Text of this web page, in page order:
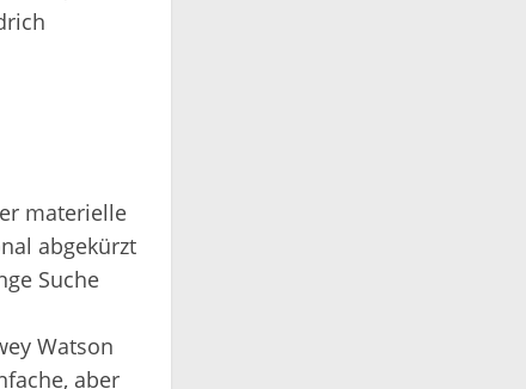
materielle
abgekürzt
Suche
Watson
aber